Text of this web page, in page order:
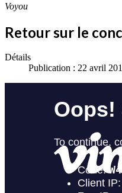
Voyou
Retour sur le
Détails
Publication : 22 avril